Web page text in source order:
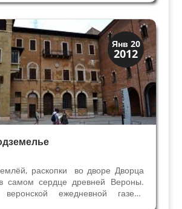
которых мы знаем, известны нам
документов и надгробных
Янв 20
2012
История
раскопки во дворе Дворца
самом сердце древней Вероны.
ежедневной газеты